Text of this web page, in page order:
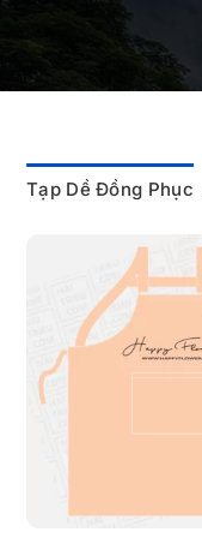
Tạp Dề Đồng Phục